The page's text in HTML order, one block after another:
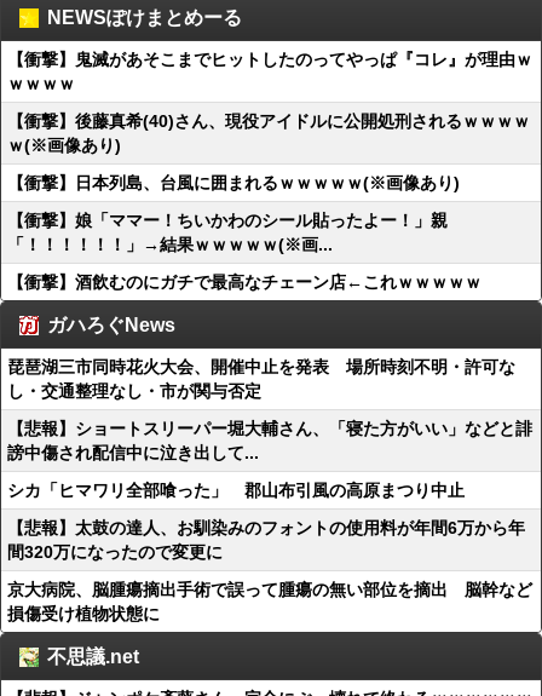
NEWSぽけまとめーる
【衝撃】鬼滅があそこまでヒットしたのってやっぱ『コレ』が理由ｗ
ｗｗｗｗ
【衝撃】後藤真希(40)さん、現役アイドルに公開処刑されるｗｗｗｗ
ｗ(※画像あり)
【衝撃】日本列島、台風に囲まれるｗｗｗｗｗ(※画像あり)
【衝撃】娘「ママー！ちいかわのシール貼ったよー！」親
「！！！！！！」→結果ｗｗｗｗｗ(※画...
【衝撃】酒飲むのにガチで最高なチェーン店←これｗｗｗｗｗ
ガハろぐNews
琵琶湖三市同時花火大会、開催中止を発表 場所時刻不明・許可な
し・交通整理なし・市が関与否定
【悲報】ショートスリーパー堀大輔さん、「寝た方がいい」などと誹
謗中傷され配信中に泣き出して...
シカ「ヒマワリ全部喰った」 郡山布引風の高原まつり中止
【悲報】太鼓の達人、お馴染みのフォントの使用料が年間6万から年
間320万になったので変更に
京大病院、脳腫瘍摘出手術で誤って腫瘍の無い部位を摘出 脳幹など
損傷受け植物状態に
不思議.net